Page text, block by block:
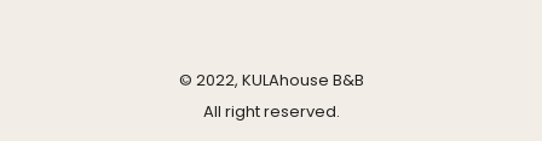
© 2022, KULAhouse B&B
All right reserved.